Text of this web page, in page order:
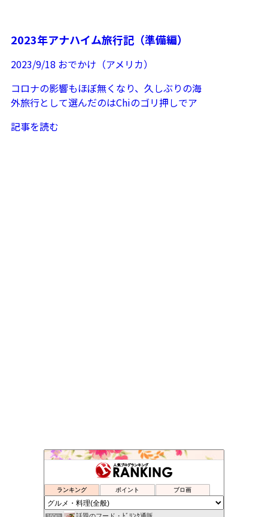
2023年アナハイム旅行記（準備編）
2023/9/18 おでかけ（アメリカ）
コロナの影響もほぼ無くなり、久しぶりの海
外旅行として選んだのはChiのゴリ押しでア
エンゼル...
記事を読む
ランキング ポイント ブロ画
156位 skog BLOG
ネットでショッピングは本当にお得か？
158位 Secret Box of OZ
159位 吉野サクラの楽しくいこう！